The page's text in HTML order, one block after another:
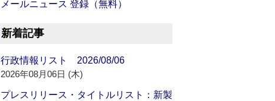
メールニュース 登録（無料）
新着記事
行政情報リスト 2026/08/06
2026年08月06日 (木)
プレスリリース・タイトルリスト：新製